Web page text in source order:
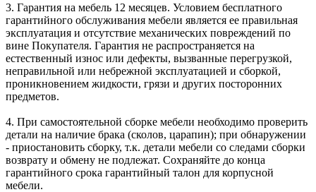
3. Гарантия на мебель 12 месяцев. Условием бесплатного
гарантийного обслуживания мебели является ее правильная
эксплуатация и отсутствие механических повреждений по
вине Покупателя. Гарантия не распространяется на
естественный износ или дефекты, вызванные перегрузкой,
неправильной или небрежной эксплуатацией и сборкой,
проникновением жидкости, грязи и других посторонних
предметов.
4. При самостоятельной сборке мебели необходимо проверить
детали на наличие брака (сколов, царапин); при обнаружении
- приостановить сборку, т.к. детали мебели со следами сборки
возврату и обмену не подлежат. Сохраняйте до конца
гарантийного срока гарантийный талон для корпусной
мебели.